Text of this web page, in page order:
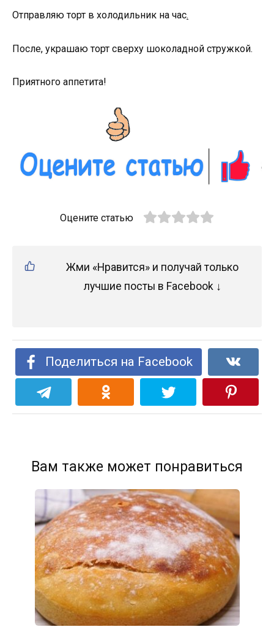
Отправляю торт в холодильник на час.
После, украшаю торт сверху шоколадной стружкой.
Приятного аппетита!
Оцените статью
Жми «Нравится» и получай только
лучшие посты в Facebook ↓
Поделиться на Facebook
Вам также может понравиться